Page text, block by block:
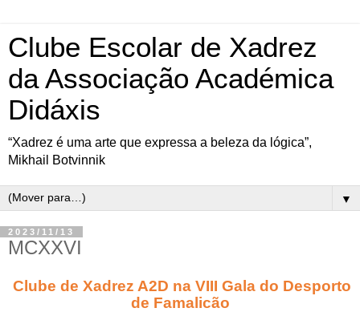
Clube Escolar de Xadrez
da Associação Académica
Didáxis
“Xadrez é uma arte que expressa a beleza da lógica”,
Mikhail Botvinnik
▼
2023/11/13
MCXXVI
Clube de Xadrez A2D na VIII Gala do Desporto
de Famalicão